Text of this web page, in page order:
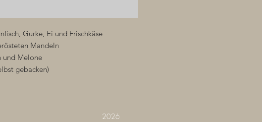
Gurke, Ei und Frischkäse
Mandeln
und Melone
gebacken)
2026